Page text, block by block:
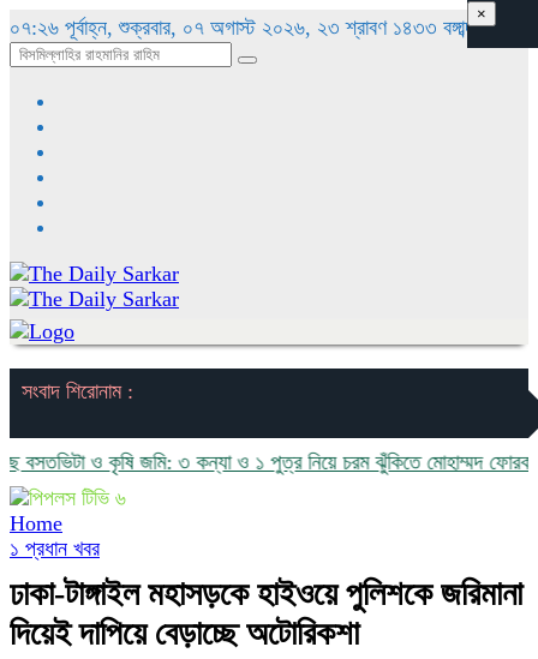
০৭:২৬ পূর্বাহ্ন, শুক্রবার, ০৭ অগাস্ট ২০২৬, ২৩ শ্রাবণ ১৪৩৩ বঙ্গাব্দ
সংবাদ শিরোনাম :
ও কৃষি জমি: ৩ কন্যা ও ১ পুত্র নিয়ে চরম ঝুঁকিতে মোহাম্মদ ফোরকান
×
Home
১ প্রধান খবর
ঢাকা-টাঙ্গাইল মহাসড়কে হাইওয়ে পুলিশকে জরিমানা
দিয়েই দাপিয়ে বেড়াচ্ছে অটোরিকশা